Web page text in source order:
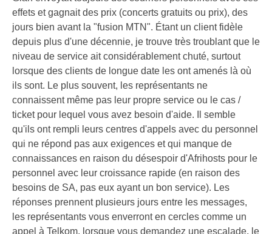
effets et gagnait des prix (concerts gratuits ou prix), des
jours bien avant la "fusion MTN". Étant un client fidèle
depuis plus d'une décennie, je trouve très troublant que le
niveau de service ait considérablement chuté, surtout
lorsque des clients de longue date les ont amenés là où
ils sont. Le plus souvent, les représentants ne
connaissent même pas leur propre service ou le cas /
ticket pour lequel vous avez besoin d'aide. Il semble
qu'ils ont rempli leurs centres d'appels avec du personnel
qui ne répond pas aux exigences et qui manque de
connaissances en raison du désespoir d'Afrihosts pour le
personnel avec leur croissance rapide (en raison des
besoins de SA, pas eux ayant un bon service). Les
réponses prennent plusieurs jours entre les messages,
les représentants vous enverront en cercles comme un
appel à Telkom, lorsque vous demandez une escalade, le